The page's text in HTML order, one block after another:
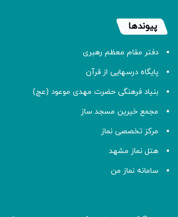
پیوندها
دفتر مقام معظم رهبری
پایگاه درسهایی از قرآن
بنیاد فرهنگی حضرت مهدی موعود (عج)
مجمع خیرین مسجد ساز
مرکز تخصصی نماز
هتل نماز مشهد
سامانه نماز من